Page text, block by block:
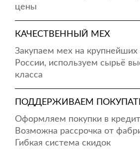
цены
КАЧЕСТВЕННЫЙ МЕХ
Закупаем мех на крупнейших
России, используем сырьё
класса
ПОДДЕРЖИВАЕМ
Оформляем покупки в
Возможна рассрочка от
Гибкая система скидок